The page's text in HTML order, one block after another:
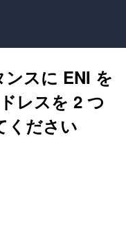
スに ENI を
レスを 2 つ
ください